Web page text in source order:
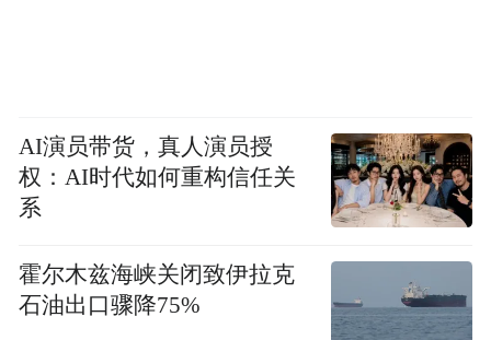
AI演员带货，真人演员授
权：AI时代如何重构信任关
系
霍尔木兹海峡关闭致伊拉克
石油出口骤降75%